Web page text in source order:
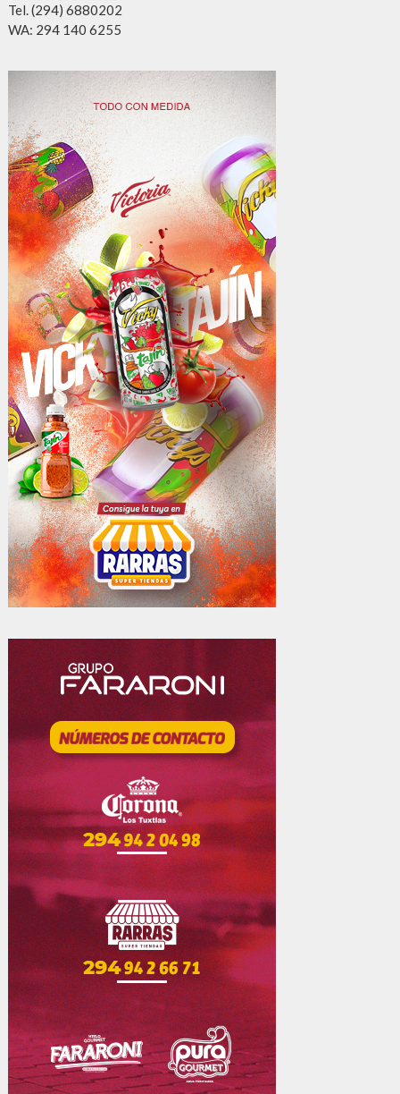
Tel. (294) 6880202
WA: 294 140 6255